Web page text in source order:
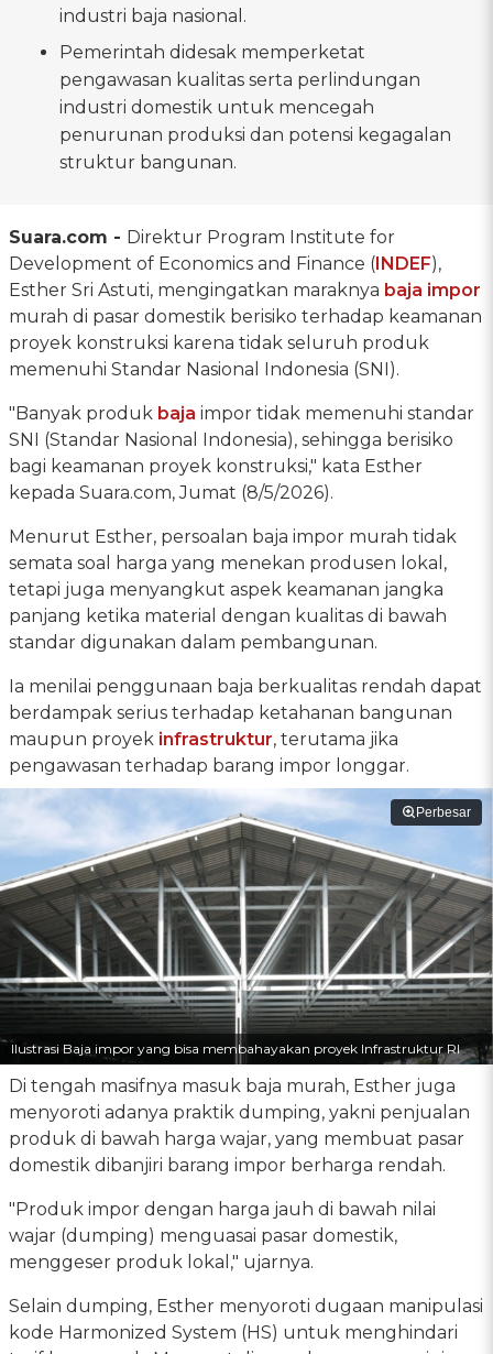
industri baja nasional.
Pemerintah didesak memperketat
pengawasan kualitas serta perlindungan
industri domestik untuk mencegah
penurunan produksi dan potensi kegagalan
struktur bangunan.
Suara.com - Direktur Program Institute for
Development of Economics and Finance (INDEF),
Esther Sri Astuti, mengingatkan maraknya baja impor
murah di pasar domestik berisiko terhadap keamanan
proyek konstruksi karena tidak seluruh produk
memenuhi Standar Nasional Indonesia (SNI).
"Banyak produk baja impor tidak memenuhi standar
SNI (Standar Nasional Indonesia), sehingga berisiko
bagi keamanan proyek konstruksi," kata Esther
kepada Suara.com, Jumat (8/5/2026).
Menurut Esther, persoalan baja impor murah tidak
semata soal harga yang menekan produsen lokal,
tetapi juga menyangkut aspek keamanan jangka
panjang ketika material dengan kualitas di bawah
standar digunakan dalam pembangunan.
Ia menilai penggunaan baja berkualitas rendah dapat
berdampak serius terhadap ketahanan bangunan
maupun proyek infrastruktur, terutama jika
pengawasan terhadap barang impor longgar.
Perbesar
Ilustrasi Baja impor yang bisa membahayakan proyek Infrastruktur RI
Di tengah masifnya masuk baja murah, Esther juga
menyoroti adanya praktik dumping, yakni penjualan
produk di bawah harga wajar, yang membuat pasar
domestik dibanjiri barang impor berharga rendah.
"Produk impor dengan harga jauh di bawah nilai
wajar (dumping) menguasai pasar domestik,
menggeser produk lokal," ujarnya.
Selain dumping, Esther menyoroti dugaan manipulasi
kode Harmonized System (HS) untuk menghindari